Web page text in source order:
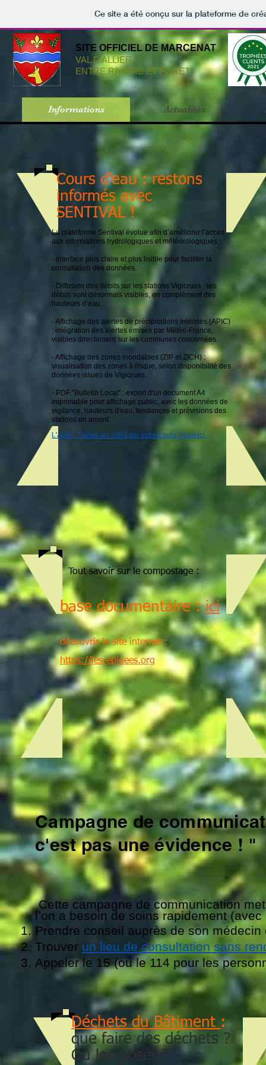
Ce site a été conçu sur la plateforme de
SITE OFFICIEL DE MARCENAT
VAL D'ALLIER
ENTRE RIVIERE ET FORET
Informations Actualités
Cours d'eau : restons
informés avec
SENTIVAL !
La plateforme Sentival évolue afin d’améliorer l’accès
aux informations hydrologiques et météorologiques :
- interface plus claire et plus lisible pour faciliter la
consultation des données.
- Diffusion des débits sur les stations Vigicrues : les
débits sont désormais visibles, en complément des
hauteurs d’eau.
- Affichage des alertes de précipitations intenses (APIC)
: intégration des alertes émises par Météo-France,
visibles directement sur les communes concernées.
- Affichage des zones inondables (ZIP et ZICH) :
visualisation des zones à risque, selon disponibilité des
données issues de Vigicrues.
- PDF "Bulletin Local" : export d'un document A4
imprimable pour affichage public, avec les données de
vigilance, hauteurs d'eau, tendances et prévisions des
stations en amont.
L'Allier: Toutes les infos sur votre cours d'eau ici
Tout savoir sur le compostage :
base documentaire :ici
découvrir le site internet :
https://les-epigees.org
Campagne de
c'est pas une évidence ! "
Cette campagne de communication
l’on a besoin de soins rapidement
Prendre conseil auprès de son
Trouver un lieu de consultation sans
Appeler le 15 (ou le 114 pour les
Déchets du Bâtiment :
que faire des déchets ?
Où les poser ?